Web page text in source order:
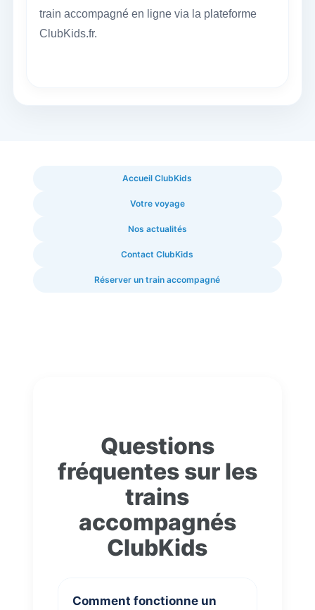
train accompagné en ligne via la plateforme
ClubKids.fr.
Accueil ClubKids
Votre voyage
Nos actualités
Contact ClubKids
Réserver un train accompagné
Questions
fréquentes sur les
trains
accompagnés
ClubKids
Comment fonctionne un